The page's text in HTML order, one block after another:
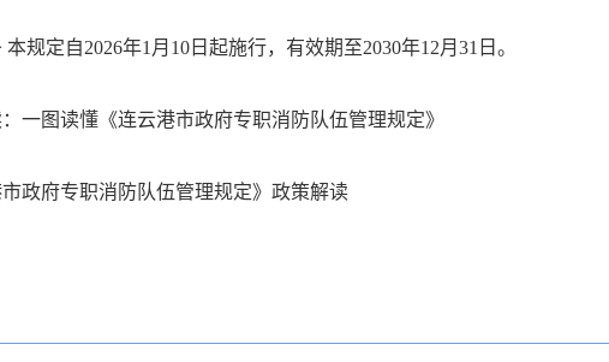
本规定自2026年1月10日起施行，有效期至2030年12月31日。
一图读懂《连云港市政府专职消防队伍管理规定》
市政府专职消防队伍管理规定》政策解读